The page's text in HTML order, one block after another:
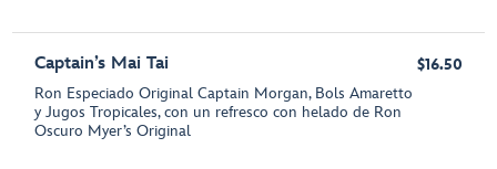
Captain’s Mai Tai
Ron Especiado Original Captain Morgan, Bols Amaretto
y Jugos Tropicales, con un refresco con helado de Ron
Oscuro Myer’s Original
$16.50